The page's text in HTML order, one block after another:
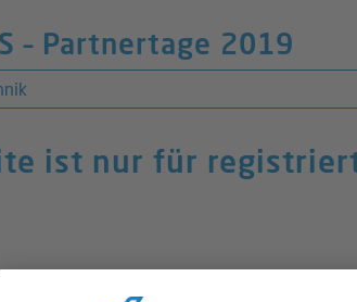
– Partnertage 2019
ist nur für